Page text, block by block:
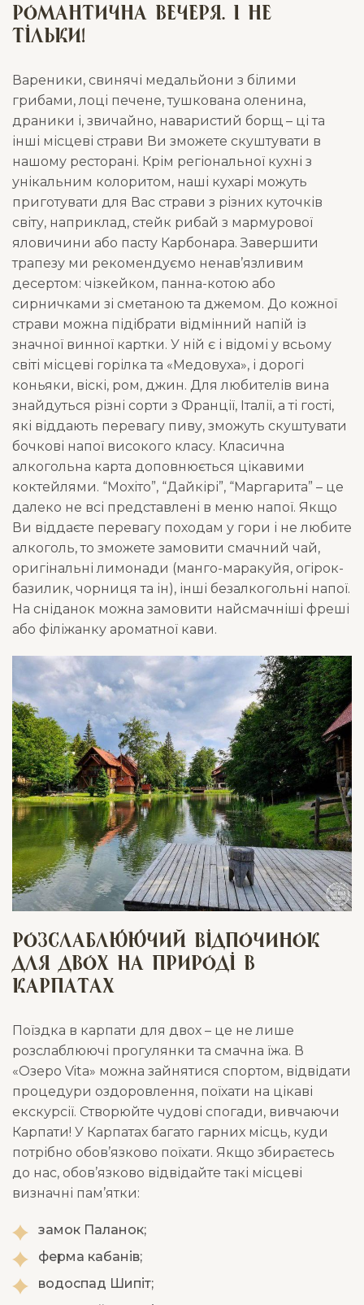
романтична вечеря. І не
тільки!
Вареники, свинячі медальйони з білими
грибами, лоці печене, тушкована оленина,
драники і, звичайно, наваристий борщ – ці та
інші місцеві страви Ви зможете скуштувати в
нашому ресторані. Крім регіональної кухні з
унікальним колоритом, наші кухарі можуть
приготувати для Вас страви з різних куточків
світу, наприклад, стейк рибай з мармурової
яловичини або пасту Карбонара. Завершити
трапезу ми рекомендуємо ненав’язливим
десертом: чізкейком, панна-котою або
сирничками зі сметаною та джемом. До кожної
страви можна підібрати відмінний напій із
значної винної картки. У ній є і відомі у всьому
світі місцеві горілка та «Медовуха», і дорогі
коньяки, віскі, ром, джин. Для любителів вина
знайдуться різні сорти з Франції, Італії, а ті гості,
які віддають перевагу пиву, зможуть скуштувати
бочкові напої високого класу. Класична
алкогольна карта доповнюється цікавими
коктейлями. “Мохіто”, “Дайкірі”, “Маргарита” – це
далеко не всі представлені в меню напої. Якщо
Ви віддаєте перевагу походам у гори і не любите
алкоголь, то зможете замовити смачний чай,
оригінальні лимонади (манго-маракуйя, огірок-
базилик, чорниця та ін), інші безалкогольні напої.
На сніданок можна замовити найсмачніші фреші
або філіжанку ароматної кави.
Розслаблюючий відпочинок
для двох на природі в
Карпатах
Поїздка в карпати для двох – це не лише
розслаблюючі прогулянки та смачна їжа. В
«Озеро Vita» можна зайнятися спортом, відвідати
процедури оздоровлення, поїхати на цікаві
екскурсії. Створюйте чудові спогади, вивчаючи
Карпати! У Карпатах багато гарних місць, куди
потрібно обов’язково поїхати. Якщо збираєтесь
до нас, обов’язково відвідайте такі місцеві
визначні пам’ятки:
замок Паланок;
ферма кабанів;
водоспад Шипіт;